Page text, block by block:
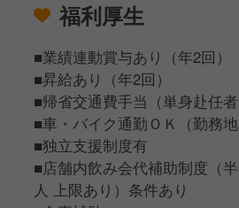
福利厚生
■業績連動賞与あり（年2回）
■昇給あり（年2回）
■帰省交通費手当（単身赴任者
■車・バイク通勤ＯＫ（勤務地
■独立支援制度有
■店舗内飲み会代補助制度（
人 上限あり）条件あり